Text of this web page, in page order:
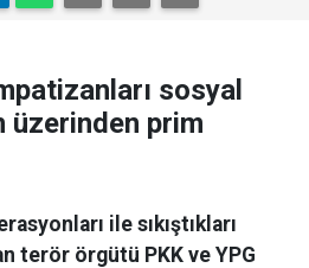
sosyal
üzerinden prim
ile sıkıştıkları
terör örgütü PKK ve YPG